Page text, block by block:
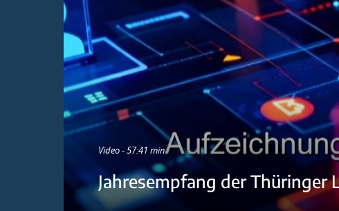
Video - 57:41 min
Jahresempfang der Thüringer